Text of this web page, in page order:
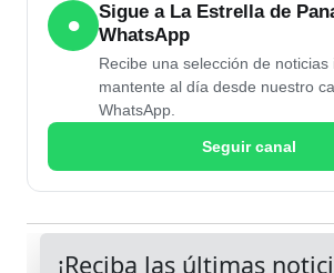
●
Sigue a La Estrella de
WhatsApp
Recibe una selección de
mantente al día desde nuestro
WhatsApp.
Seguir canal